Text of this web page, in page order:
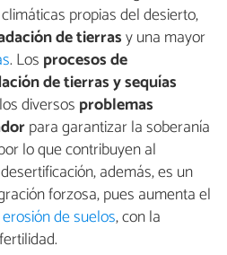
propias del desierto,
de tierrasy una mayor
. Los procesos de
de tierras y sequías
diversos problemas
para garantizar la soberanía
lo que contribuyen al
además, es un
forzosa, pues aumenta el
de suelos, con la